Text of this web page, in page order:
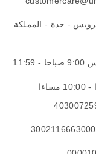
- جدة - المملكة
من السبت - للخميس 9:00 صباحا - 11:59